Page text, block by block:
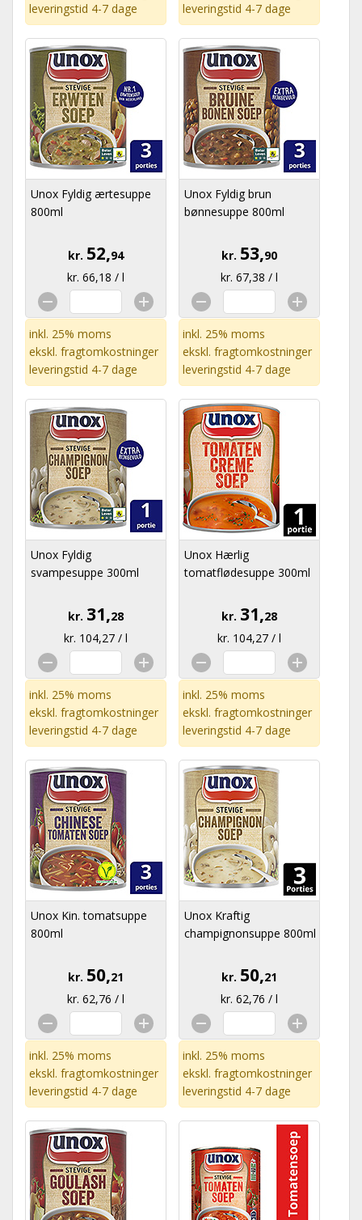
leveringstid 4-7 dage
leveringstid 4-7 dage
Unox Fyldig ærtesuppe
800ml
kr. 52,94
kr. 66,18 / l
inkl. 25% moms
ekskl. fragtomkostninger
leveringstid 4-7 dage
Unox Fyldig brun
bønnesuppe 800ml
kr. 53,90
kr. 67,38 / l
inkl. 25% moms
ekskl. fragtomkostninger
leveringstid 4-7 dage
Unox Fyldig
svampesuppe 300ml
kr. 31,28
kr. 104,27 / l
inkl. 25% moms
ekskl. fragtomkostninger
leveringstid 4-7 dage
Unox Hærlig
tomatflødesuppe 300ml
kr. 31,28
kr. 104,27 / l
inkl. 25% moms
ekskl. fragtomkostninger
leveringstid 4-7 dage
Unox Kin. tomatsuppe
800ml
kr. 50,21
kr. 62,76 / l
inkl. 25% moms
ekskl. fragtomkostninger
leveringstid 4-7 dage
Unox Kraftig
champignonsuppe 800ml
kr. 50,21
kr. 62,76 / l
inkl. 25% moms
ekskl. fragtomkostninger
leveringstid 4-7 dage